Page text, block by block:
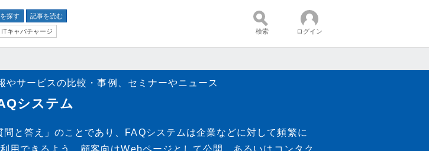
探す
記事を読む
ITキャパチャージ 検索 ログイン
やサービスの比較・事例、セミナーやニュース
システム
と答え」のことであり、FAQシステムは企業などに対して頻繁に
用できるよう、顧客向けWebページとして公開、あるいはコンタク